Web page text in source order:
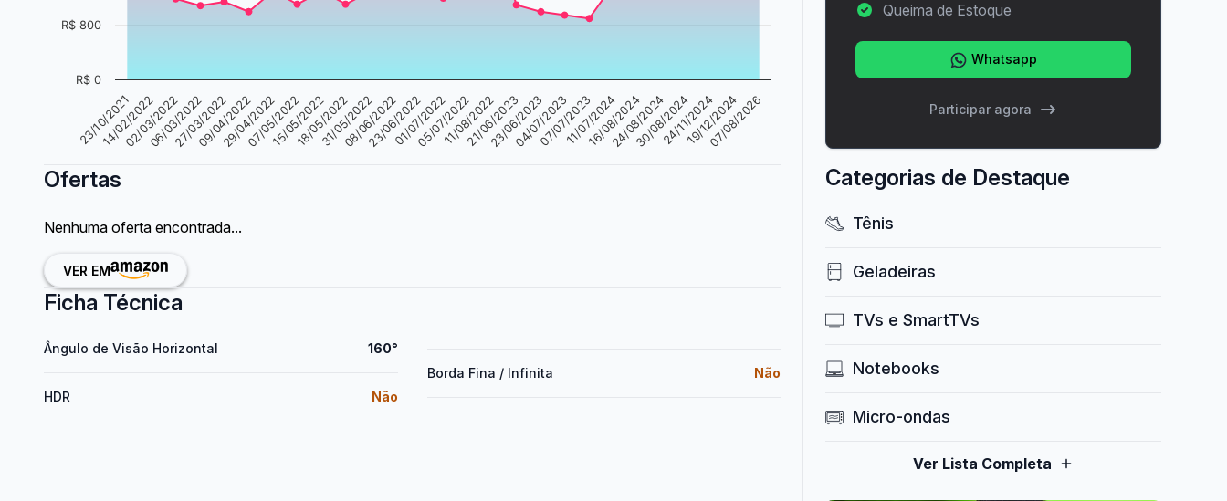
23/10/2021
14/02/2022
02/03/2022
06/03/2022
27/03/2022
09/04/2022
29/04/2022
07/05/2022
15/05/2022
18/05/2022
31/05/2022
08/06/2022
23/06/2022
01/07/2022
05/07/2022
11/08/2022
21/06/2023
23/06/2023
04/07/2023
07/07/2023
11/07/2024
16/08/2024
24/08/2024
30/08/2024
24/11/2024
19/12/2024
07/08/2026
R$ 0
R$ 800
Ofertas
Nenhuma oferta encontrada...
VER EM
Ficha Técnica
Ângulo de Visão Horizontal 160°
HDR Não
Borda Fina / Infinita Não
Queima de Estoque
Whatsapp
Participar agora
Categorias de Destaque
Tênis
Geladeiras
TVs e SmartTVs
Notebooks
Micro-ondas
Ver Lista Completa